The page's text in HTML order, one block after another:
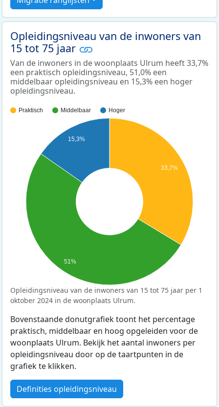
Opleidingsniveau van de inwoners van
15 tot 75 jaar
Van de inwoners in de woonplaats Ulrum heeft 33,7%
een praktisch opleidingsniveau, 51,0% een
middelbaar opleidingsniveau en 15,3% een hoger
opleidingsniveau.
Praktisch Middelbaar Hoger
33,7%
15,3%
51%
Opleidingsniveau van de inwoners van 15 tot 75 jaar per 1
oktober 2024 in de woonplaats Ulrum.
Bovenstaande donutgrafiek toont het percentage
praktisch, middelbaar en hoog opgeleiden voor de
woonplaats Ulrum. Bekijk het aantal inwoners per
opleidingsniveau door op de taartpunten in de
grafiek te klikken.
Definities opleidingsniveau